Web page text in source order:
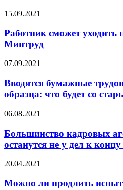
15.09.2021
Работник сможет уходить
Минтруд
07.09.2021
Вводятся бумажные
образца: что будет со
06.08.2021
Большинство кадровых
останутся не у дел к концу
20.04.2021
Можно ли продлить